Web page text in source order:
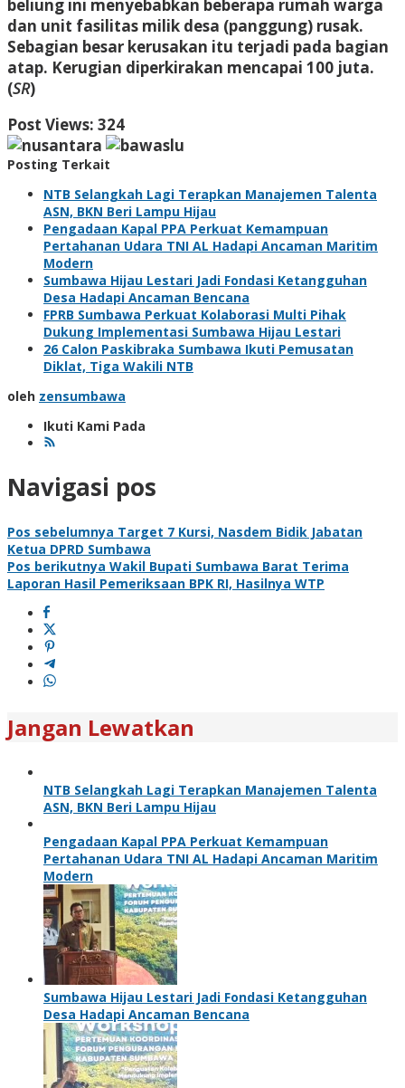
beliung ini menyebabkan beberapa rumah warga
dan unit fasilitas milik desa (panggung) rusak.
Sebagian besar kerusakan itu terjadi pada bagian
atap. Kerugian diperkirakan mencapai 100 juta.
(SR)
Post Views: 324
Posting Terkait
NTB Selangkah Lagi Terapkan Manajemen Talenta
ASN, BKN Beri Lampu Hijau
Pengadaan Kapal PPA Perkuat Kemampuan
Pertahanan Udara TNI AL Hadapi Ancaman Maritim
Modern
Sumbawa Hijau Lestari Jadi Fondasi Ketangguhan
Desa Hadapi Ancaman Bencana
FPRB Sumbawa Perkuat Kolaborasi Multi Pihak
Dukung Implementasi Sumbawa Hijau Lestari
26 Calon Paskibraka Sumbawa Ikuti Pemusatan
Diklat, Tiga Wakili NTB
oleh zensumbawa
Ikuti Kami Pada
Navigasi pos
Pos sebelumnya Target 7 Kursi, Nasdem Bidik Jabatan
Ketua DPRD Sumbawa
Pos berikutnya Wakil Bupati Sumbawa Barat Terima
Laporan Hasil Pemeriksaan BPK RI, Hasilnya WTP
Jangan Lewatkan
NTB Selangkah Lagi Terapkan Manajemen Talenta
ASN, BKN Beri Lampu Hijau
Pengadaan Kapal PPA Perkuat Kemampuan
Pertahanan Udara TNI AL Hadapi Ancaman Maritim
Modern
Sumbawa Hijau Lestari Jadi Fondasi Ketangguhan
Desa Hadapi Ancaman Bencana